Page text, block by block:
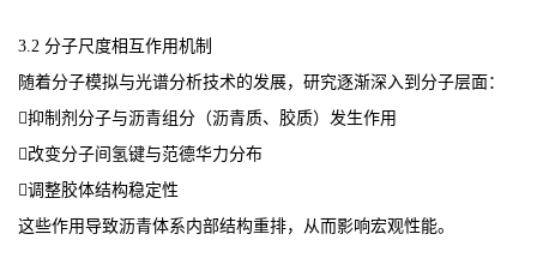
3.2 分子尺度相互作用机制
随着分子模拟与光谱分析技术的发展，研究逐渐深入到分子层面：
抑制剂分子与沥青组分（沥青质、胶质）发生作用
改变分子间氢键与范德华力分布
调整胶体结构稳定性
这些作用导致沥青体系内部结构重排，从而影响宏观性能。